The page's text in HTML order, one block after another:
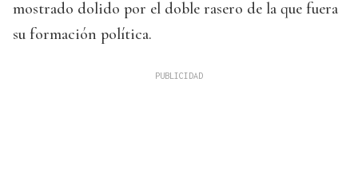
mostrado dolido por el doble rasero de la que fuera
su formación política.